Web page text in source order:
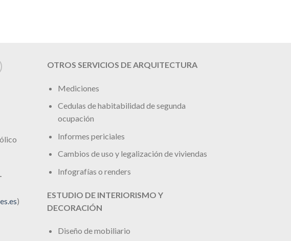
-
)
OTROS SERVICIOS DE ARQUITECTURA
Mediciones
Cedulas de habitabilidad de segunda
ocupación
Informes periciales
Cambios de uso y legalización de viviendas
Infografías o renders
ESTUDIO DE INTERIORISMO Y
DECORACIÓN
Diseño de mobiliario